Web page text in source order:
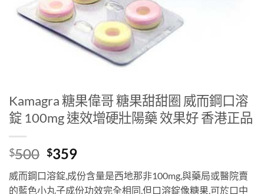
Kamagra 糖果偉哥 糖果甜甜圈 威而鋼口溶
錠 100mg 速效增硬壯陽藥 效果好 香港正品
$500 Original
price
was:
$359Current
price
is:
威而鋼口溶錠,成份含量是西地那非100mg,與藥局或醫院賣
的藍色小丸子成份功效完全相同,但口溶錠像糖果,可於口中